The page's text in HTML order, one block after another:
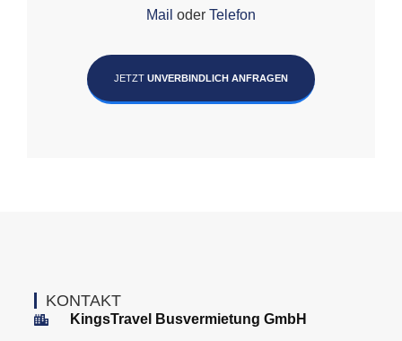
Mail oder Telefon
JETZT UNVERBINDLICH ANFRAGEN
KONTAKT
KingsTravel Busvermietung GmbH